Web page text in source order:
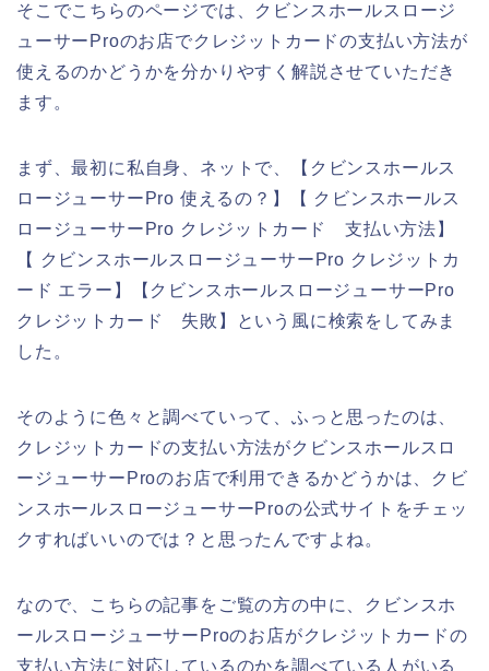
そこでこちらのページでは、クビンスホールスロージ
ューサーProのお店でクレジットカードの支払い方法が
使えるのかどうかを分かりやすく解説させていただき
ます。
まず、最初に私自身、ネットで、【クビンスホールス
ロージューサーPro 使えるの？】【 クビンスホールス
ロージューサーPro クレジットカード 支払い方法】
【 クビンスホールスロージューサーPro クレジットカ
ード エラー】【クビンスホールスロージューサーPro
クレジットカード 失敗】という風に検索をしてみま
した。
そのように色々と調べていって、ふっと思ったのは、
クレジットカードの支払い方法がクビンスホールスロ
ージューサーProのお店で利用できるかどうかは、クビ
ンスホールスロージューサーProの公式サイトをチェッ
クすればいいのでは？と思ったんですよね。
なので、こちらの記事をご覧の方の中に、クビンスホ
ールスロージューサーProのお店がクレジットカードの
支払い方法に対応しているのかを調べている人がいる